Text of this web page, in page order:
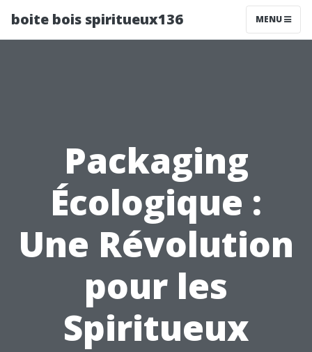
boite bois spiritueux136 MENU
Packaging
Écologique :
Une Révolution
pour les
Spiritueux